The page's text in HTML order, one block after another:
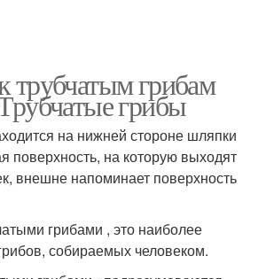
трубчатым грибам
грибы
на нижней стороне шляпки
поверхность, на которую выходят
внешне напоминает поверхность
грибами , это наиболее
собираемых человеком.